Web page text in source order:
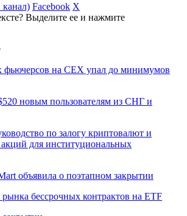
канал) Facebook X
Выделите ее и нажмите
фьючерсов на CEX упал до минимумов
новым пользователям из СНГ и
по залогу криптовалют и
для институциональных
объявила о поэтапном закрытии
рынка бессрочных контрактов на ETF